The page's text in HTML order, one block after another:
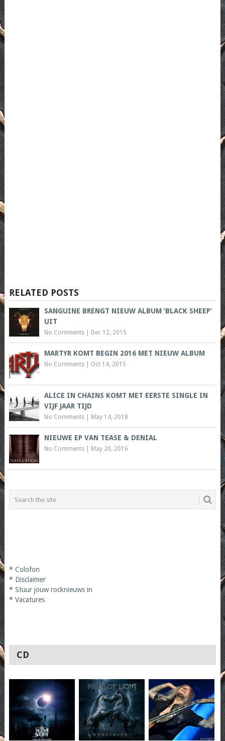
RELATED POSTS
SANGUINE BRENGT NIEUW ALBUM ‘BLACK SHEEP’
UIT
No Comments| Dec 12, 2015
MARTYR KOMT BEGIN 2016 MET NIEUW ALBUM
No Comments| Oct 14, 2015
ALICE IN CHAINS KOMT MET EERSTE SINGLE IN
VIJF JAAR TIJD
No Comments| May 14, 2018
NIEUWE EP VAN TEASE & DENIAL
No Comments| May 20, 2016
* Colofon
* Disclaimer
* Stuur jouw rocknieuws in
* Vacatures
CD